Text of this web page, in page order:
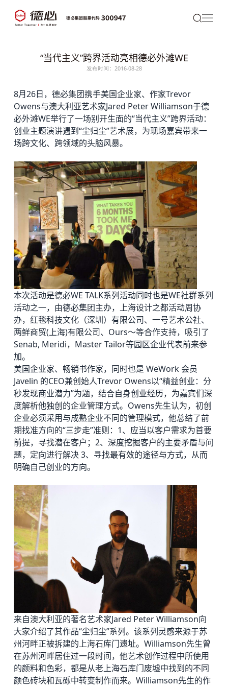
“当代主义”跨界活动亮相德必外滩WE
发布时间：2016-08-28
8月26日，德必集团携手美国企业家、作家Trevor
Owens与澳大利亚艺术家Jared Peter Williamson于德
必外滩WE举行了一场别开生面的“当代主义”跨界活动：
创业主题演讲遇到“尘归尘”艺术展，为现场嘉宾带来一
场跨文化、跨领域的头脑风暴。
本次活动是德必WE TALK系列活动同时也是WE社群系列
活动之一，由德必集团主办，上海设计之都活动周协
办，红毯科技文化（深圳）有限公司、一号艺术公社、
两鲜商贸(上海)有限公司、Ours～等合作支持，吸引了
Senab, Meridi，Master Tailor等园区企业代表前来参
加。
美国企业家、畅销书作家，同时也是 WeWork 会员
Javelin 的CEO兼创始人Trevor Owens以“精益创业：分
秒发现商业潜力”为题，结合自身创业经历，为嘉宾们深
度解析他独创的企业管理方式。Owens先生认为，初创
企业必须采用与成熟企业不同的管理模式，他总结了前
期找准方向的“三步走”准则：1、应当以客户需求为首要
前提，寻找潜在客户；2、深度挖掘客户的主要矛盾与问
题，定向进行解决 3、寻找最有效的途径与方式，从而
明确自己创业的方向。
来自澳大利亚的著名艺术家Jared Peter Williamson向
大家介绍了其作品“尘归尘”系列。该系列灵感来源于苏
州河畔正被拆建的上海石库门遗址。Williamson先生曾
在苏州河畔居住过一段时间，他艺术创作过程中所使用
的颜料和色彩，都是从老上海石库门废墟中找到的不同
颜色砖块和瓦砾中转变制作而来。Williamson先生的作